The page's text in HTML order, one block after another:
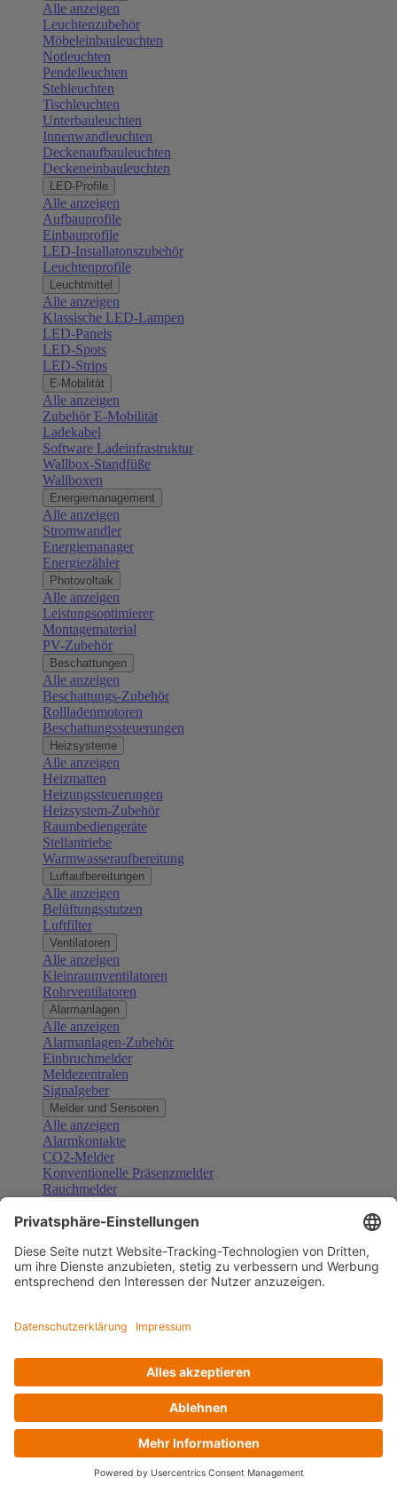
Alle anzeigen
Leuchtenzubehör
Möbeleinbauleuchten
Notleuchten
Pendelleuchten
Stehleuchten
Tischleuchten
Unterbauleuchten
Innenwandleuchten
Deckenaufbauleuchten
Deckeneinbauleuchten
LED-Profile
Alle anzeigen
Aufbauprofile
Einbauprofile
LED-Installatonszubehör
Leuchtenprofile
Leuchtmittel
Alle anzeigen
Klassische LED-Lampen
LED-Panels
LED-Spots
LED-Strips
E-Mobilität
Alle anzeigen
Zubehör E-Mobilität
Ladekabel
Software Ladeinfrastruktur
Wallbox-Standfüße
Wallboxen
Energiemanagement
Alle anzeigen
Stromwandler
Energiemanager
Energiezähler
Photovoltaik
Alle anzeigen
Leistungsoptimierer
Montagematerial
PV-Zubehör
Beschattungen
Alle anzeigen
Beschattungs-Zubehör
Rollladenmotoren
Beschattungssteuerungen
Heizsysteme
Alle anzeigen
Heizmatten
Heizungssteuerungen
Heizsystem-Zubehör
Raumbediengeräte
Stellantriebe
Warmwasseraufbereitung
Luftaufbereitungen
Alle anzeigen
Belüftungsstutzen
Luftfilter
Ventilatoren
Alle anzeigen
Kleinraumventilatoren
Rohrventilatoren
Alarmanlagen
Alle anzeigen
Alarmanlagen-Zubehör
Einbruchmelder
Meldezentralen
Signalgeber
Melder und Sensoren
Alle anzeigen
Alarmkontakte
CO2-Melder
Konventionelle Präsenzmelder
Rauchmelder
Gefahrenmelder
Türsprechanlagen
Alle anzeigen
Außenstationen
Klingeltaster und Gongs
Sprechanlagen-Sets
Zubehör Türkommunikation
Videoüberwachung
Zubehör Videoüberwachung
Alle anzeigen